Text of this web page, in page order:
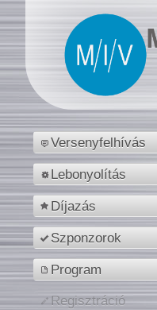
Versenyfelhívás
Lebonyolítás
Díjazás
Szponzorok
Program
Regisztráció